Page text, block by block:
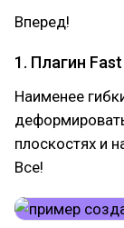
Вперед!
1. Плагин
Наименее
плоскостях и
Все!